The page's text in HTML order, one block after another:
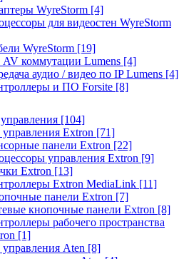
WyreStorm [4]
для видеостен WyreStorm
WyreStorm [19]
коммутации Lumens [4]
аудио / видео по IP Lumens [4]
и ПО Forsite [8]
[104]
Extron [71]
панели Extron [22]
управления Extron [9]
Extron [13]
Extron MediaLink [11]
панели Extron [7]
кнопочные панели Extron [8]
рабочего пространства
[1]
Aten [8]